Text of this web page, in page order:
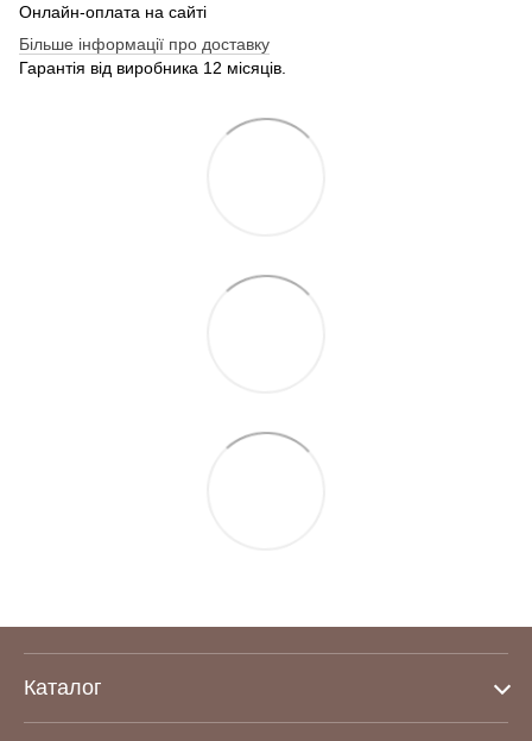
Онлайн-оплата на сайті
Більше інформації про доставку
Гарантія від виробника 12 місяців.
Каталог